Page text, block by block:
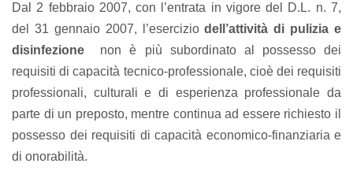
Dal 2 febbraio 2007, con l’entrata in vigore del D.L. n. 7,
del 31 gennaio 2007, l’eserciziodell’attività di pulizia e
disinfezione non è più subordinato al possesso dei
requisiti di capacità tecnico-professionale, cioè dei requisiti
professionali, culturali e di esperienza professionale da
parte di un preposto, mentre continua ad essere richiesto il
possesso dei requisiti di capacità economico-finanziaria e
di onorabilità.